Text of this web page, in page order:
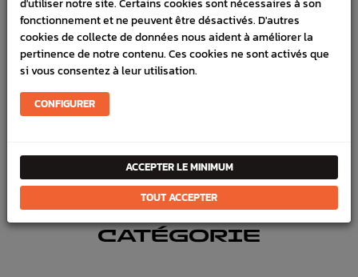
SCHÉMA CONSTRUCTEUR
Marque :SUBARU
Référence :3821
FICHE TECHNIQUE
DANSLA MÊME
CATÉGORIE
fonctionnement et ne peuvent être désactivés. D'autres
cookies de collecte de données nous aident à améliorer la
pertinence de notre contenu. Ces cookies ne sont activés que
si vous consentez à leur utilisation.
CONFIGURER
ACCEPTER LE MINIMUM
TOUT ACCEPTER